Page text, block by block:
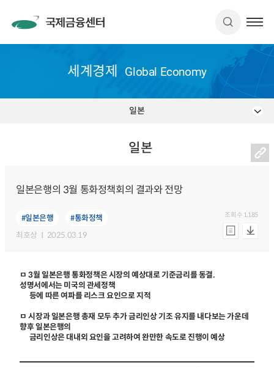
세계경제 Global Economy
일본
일본
일본은행의 3월 통화정책회의 결과와 전망
#일본은행
#통화정책
최호상
2025.03.19
조회수 1,185
ㅁ 3월 일본은행 통화정책은 시장의 예상대로 기준금리를 동결.
성명서에서는 미국의 관세정책
등에 따른 여파를 리스크 요인으로 지적
ㅁ 시장과 일본은행 총재 모두 추가 금리인상 기조 유지를 내다보는 가운데
향후 일본은행의
금리인상은 대내외 요인을 고려하여 완만한 속도로 진행이 예상